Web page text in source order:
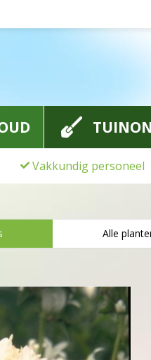
Vakkundig personeel
Alle